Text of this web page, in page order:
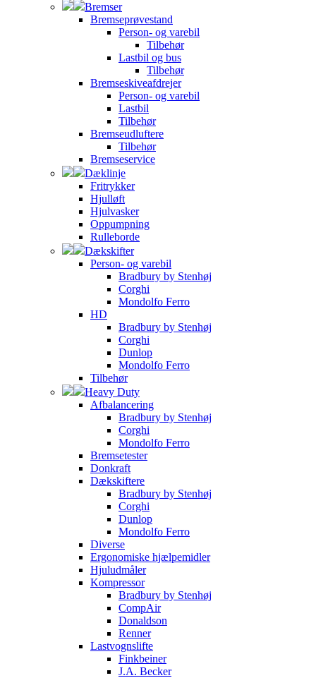
Bremser
Bremseprøvestand
Person- og varebil
Tilbehør
Lastbil og bus
Tilbehør
Bremseskiveafdrejer
Person- og varebil
Lastbil
Tilbehør
Bremseudluftere
Tilbehør
Bremseservice
Dæklinje
Fritrykker
Hjulløft
Hjulvasker
Oppumpning
Rulleborde
Dækskifter
Person- og varebil
Bradbury by Stenhøj
Corghi
Mondolfo Ferro
HD
Bradbury by Stenhøj
Corghi
Dunlop
Mondolfo Ferro
Tilbehør
Heavy Duty
Afbalancering
Bradbury by Stenhøj
Corghi
Mondolfo Ferro
Bremsetester
Donkraft
Dækskiftere
Bradbury by Stenhøj
Corghi
Dunlop
Mondolfo Ferro
Diverse
Ergonomiske hjælpemidler
Hjuludmåler
Kompressor
Bradbury by Stenhøj
CompAir
Donaldson
Renner
Lastvognslifte
Finkbeiner
J.A. Becker